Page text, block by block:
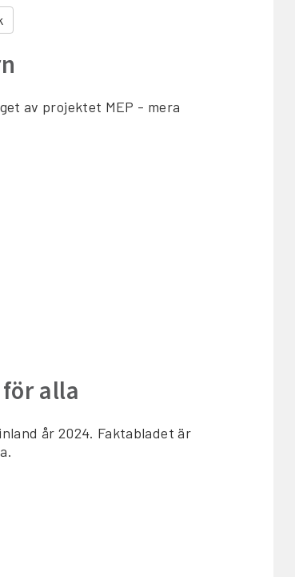
av projektet MEP - mera
alla
år 2024. Faktabladet är